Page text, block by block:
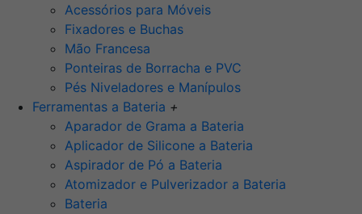
Acessórios para Móveis
Fixadores e Buchas
Mão Francesa
Ponteiras de Borracha e PVC
Pés Niveladores e Manípulos
Ferramentas a Bateria +
Aparador de Grama a Bateria
Aplicador de Silicone a Bateria
Aspirador de Pó a Bateria
Atomizador e Pulverizador a Bateria
Bateria